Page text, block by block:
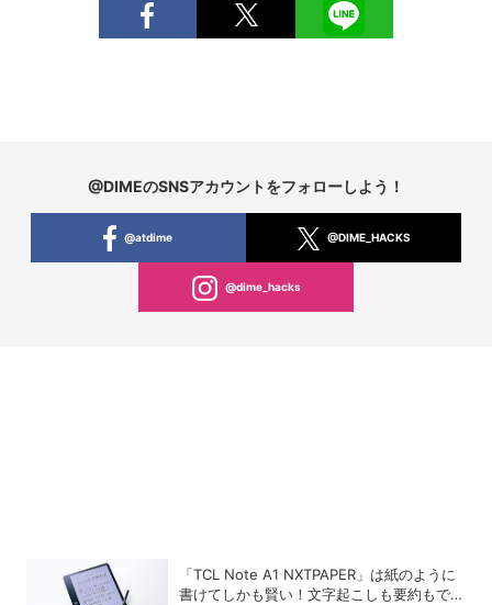
@DIMEのSNSアカウントをフォローしよう！
@atdime @DIME_HACKS
@dime_hacks
「TCL Note A1 NXTPAPER」は紙のように
書けてしかも賢い！文字起こしも要約もでき